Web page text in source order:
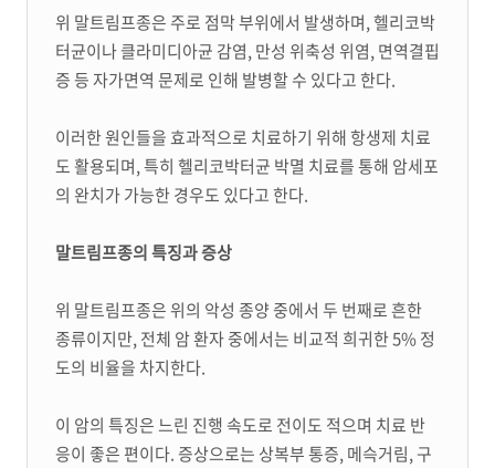
위 말트림프종은 주로 점막 부위에서 발생하며, 헬리코박
터균이나 클라미디아균 감염, 만성 위축성 위염, 면역결핍
증 등 자가면역 문제로 인해 발병할 수 있다고 한다.
이러한 원인들을 효과적으로 치료하기 위해 항생제 치료
도 활용되며, 특히 헬리코박터균 박멸 치료를 통해 암세포
의 완치가 가능한 경우도 있다고 한다.
말트림프종의 특징과 증상
위 말트림프종은 위의 악성 종양 중에서 두 번째로 흔한
종류이지만, 전체 암 환자 중에서는 비교적 희귀한 5% 정
도의 비율을 차지한다.
이 암의 특징은 느린 진행 속도로 전이도 적으며 치료 반
응이 좋은 편이다. 증상으로는 상복부 통증, 메슥거림, 구